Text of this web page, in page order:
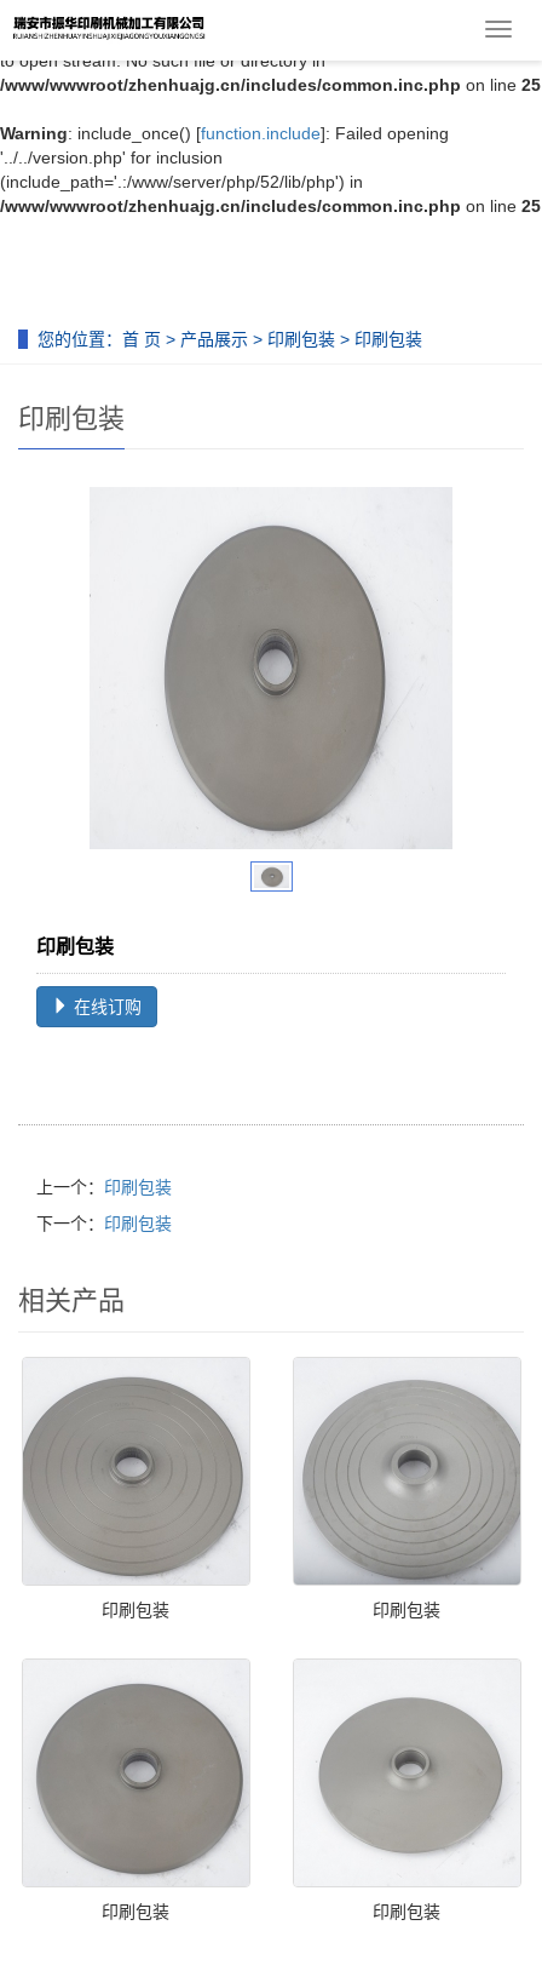
Warning: include_once(../../version.php) [
]: failed
to open stream: No such file or directory in
/www/wwwroot/zhenhuajg.cn/includes/common.inc.php on line 25
Warning: include_once() [function.include]: Failed opening
'../../version.php' for inclusion
(include_path='.:/www/server/php/52/lib/php') in
/www/wwwroot/zhenhuajg.cn/includes/common.inc.php on line 25
导
菜
您的位置： 首 页 > 产品展示 > 印刷包装 > 印刷包装
印刷包装
印刷包装
在线订购
上一个： 印刷包装
下一个： 印刷包装
相关产品
印刷包装 印刷包装
印刷包装 印刷包装